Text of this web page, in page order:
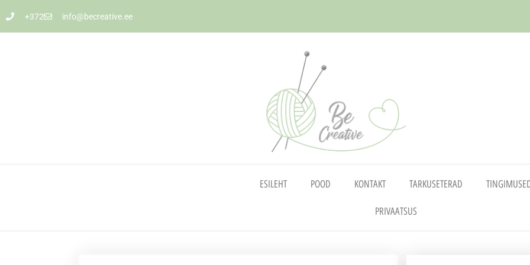
+372 info@becreative.ee
ESILEHT POOD KONTAKT TARKUSETERAD
PRIVAATSUS